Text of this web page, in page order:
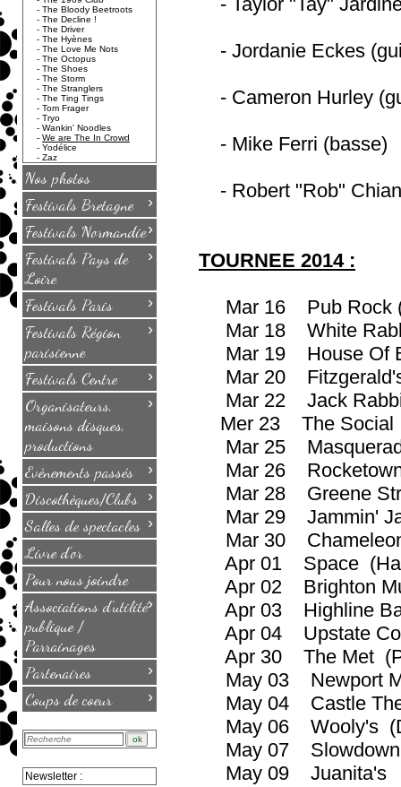
- The Bloody Beetroots
- The Decline !
- The Driver
- The Hyènes
- The Love Me Nots
- The Octopus
- The Shoes
- The Storm
- The Stranglers
- The Ting Tings
- Tom Frager
- Tryo
- Wankin' Noodles
- We are The In Crowd
- Yodélice
- Zaz
Nos photos
Festivals Bretagne
›
Festivals Normandie›
Festivals Pays de
Loire
›
Festivals Paris ›
Festivals Région
parisienne
›
Festivals Centre ›
Organisateurs,
maisons disques,
productions
›
Evènements passés ›
Discothèques/Clubs ›
Salles de spectacles ›
Livre d'or
Pour nous joindre
Associations d'utilité
publique /
Parrainages
›
Partenaires ›
Coups de coeur ›
Newsletter :
- Jordanie Eckes
- Cameron Hurley
- Mike Ferri (basse)
- Robert "Rob"
TOURNEE 2014 :
Mar 16 Pub Rock
Mar 18 White
Mar 19 House Of
Mar 20
Mar 22 Jack
Mer 23 The
Mar 25
Mar 26 Rocketown
Mar 28 Greene
Mar 29 Jammin'
Mar 30 Chameleon
Apr 01 Space
Apr 02 Brighton
Apr 03 Highline
Apr 04 Upstate
Apr 30 The Met
May 03 Newport
May 04 Castle
May 06 Wooly's
May 07 Slowdown
May 09 Juanita's